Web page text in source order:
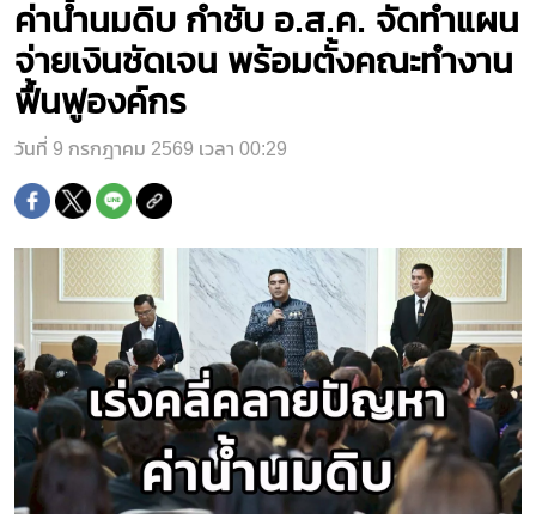
ค่าน้ำนมดิบ กำชับ อ.ส.ค. จัดทำแผน
จ่ายเงินชัดเจน พร้อมตั้งคณะทำงาน
ฟื้นฟูองค์กร
วันที่ 9 กรกฎาคม 2569 เวลา 00:29